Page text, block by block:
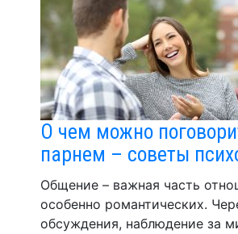
О чем можно
парнем – советы
Общение – важная часть
особенно романтических.
обсуждения, наблюдение за